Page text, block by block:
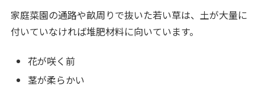
家庭菜園の通路や畝周りで抜いた若い草は、土が大量に
付いていなければ堆肥材料に向いています。
花が咲く前
茎が柔らかい